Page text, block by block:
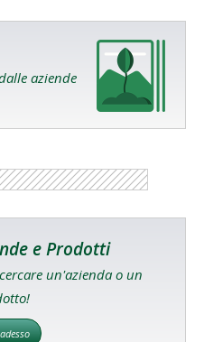
aziende
e Prodotti
un'azienda o un